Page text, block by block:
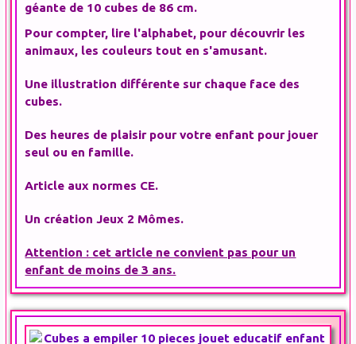
géante de 10 cubes de 86 cm.
Pour compter, lire l'alphabet, pour découvrir les
animaux, les couleurs tout en s'amusant.
Une illustration différente sur chaque face des
cubes.
Des heures de plaisir pour votre enfant pour jouer
seul ou en famille.
Article aux normes CE.
Un création Jeux 2 Mômes.
Attention : cet article ne convient pas pour un
enfant de moins de 3 ans.